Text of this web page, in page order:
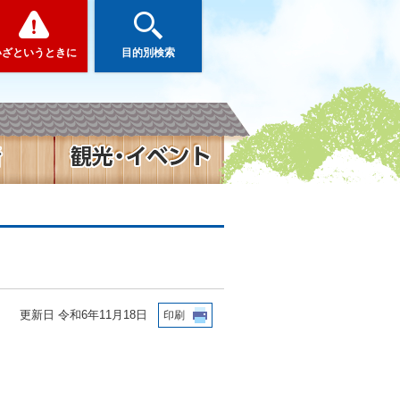
ざというときに 目的別検索
更新日 令和6年11月18日 印刷